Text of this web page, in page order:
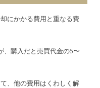
にかかる費用と重なる費
、購入だと売買代金の5〜
、他の費用はくわしく解